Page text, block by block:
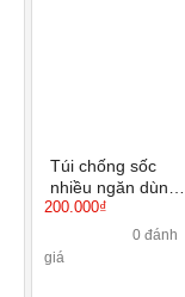
Túi chống sốc
nhiều ngăn dùng
cho Laptop,
Macbook loại 13
Inch 14 Inch 15
200.000₫
0 đánh
giá